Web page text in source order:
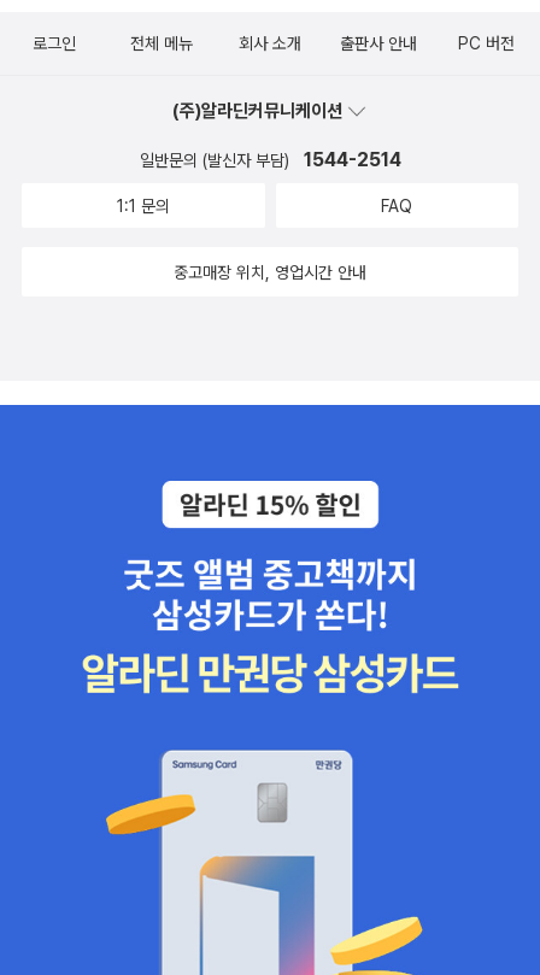
로그인 전체 메뉴 회사 소개 출판사 안내 PC 버전
(주)알라딘커뮤니케이션
일반문의 (발신자 부담) 1544-2514
1:1 문의 FAQ
중고매장 위치, 영업시간 안내